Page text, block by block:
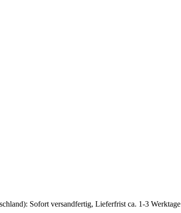
Sofort versandfertig, Lieferfrist ca. 1-3 Werktage